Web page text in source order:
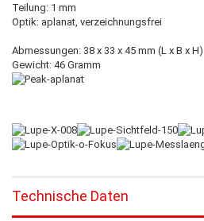
Teilung: 1 mm
Optik: aplanat, verzeichnungsfrei
Abmessungen: 38 x 33 x 45 mm (L x B x H)
Gewicht: 46 Gramm
Technische Daten